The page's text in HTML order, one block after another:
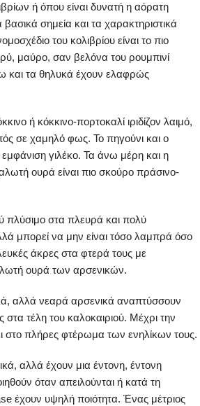
ή όπου είναι δυνατή η αόρατη
σημεία και τα χαρακτηριστικά
του κολιβρίου είναι το πιο
μαύρο, σαν βελόνα του ρουμπινί
και τα θηλυκά έχουν ελαφρώς
ή κόκκινο-πορτοκαλί ιριδίζον λαιμό,
σε χαμηλό φως. Το πηγούνι και ο
εμφάνιση γιλέκο. Τα άνω μέρη και η
ουρά είναι πιο σκούρο πράσινο-
στα πλευρά και πολύ
μπορεί να μην είναι τόσο λαμπρά όσο
άκρες στα φτερά τους με
ουρά των αρσενικών.
αλλά νεαρά αρσενικά αναπτύσσουν
στα τέλη του καλοκαιριού. Μέχρι την
στο πλήρες φτέρωμα των ενηλίκων τους.
αλλά έχουν μια έντονη, έντονη
όταν απειλούνται ή κατά τη
έχουν υψηλή ποιότητα. Ένας μέτριος